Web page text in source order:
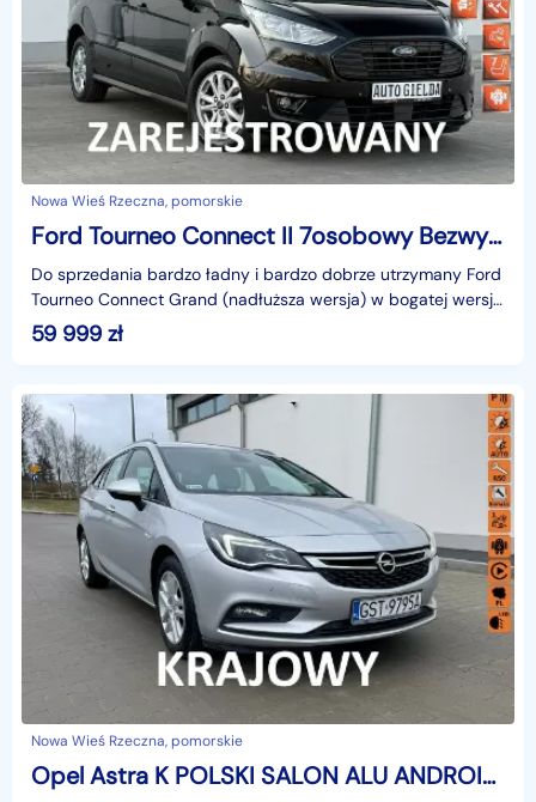
Nowa Wieś Rzeczna, pomorskie
Ford Tourneo Connect II 7osobowy Bezwypadkowy Super Stan
Do sprzedania bardzo ładny i bardzo dobrze utrzymany Ford
Tourneo Connect Grand (nadłuższa wersja) w bogatej wersji
wyposażenia TITANIUM z 2019 roku produkcji s
59 999 zł
Nowa Wieś Rzeczna, pomorskie
Opel Astra K POLSKI SALON ALU ANDROID AUTO SERWIS